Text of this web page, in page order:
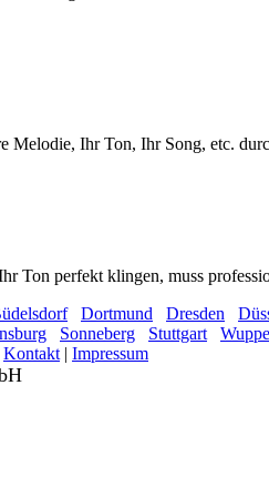
Melodie, Ihr Ton, Ihr Song, etc.
Ton perfekt klingen, muss
Dortmund Dresden
Sonneberg Stuttgart
Kontakt | Impressum